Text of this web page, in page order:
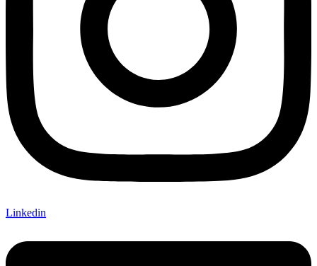
Linkedin